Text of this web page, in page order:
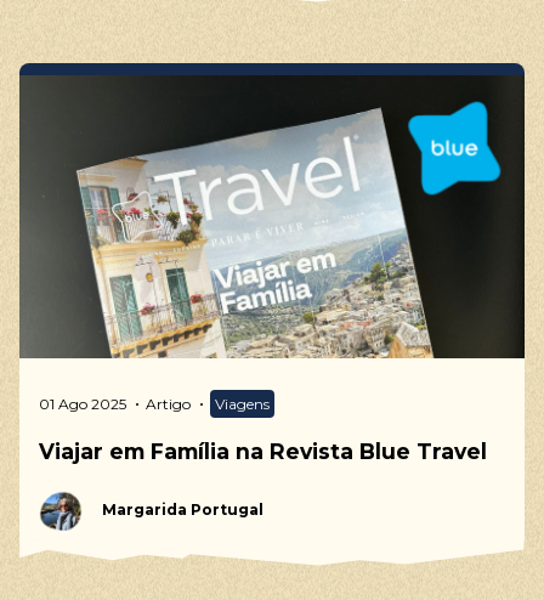
01 Ago 2025 Artigo Viagens
Viajar em Família na Revista Blue Travel
Margarida Portugal